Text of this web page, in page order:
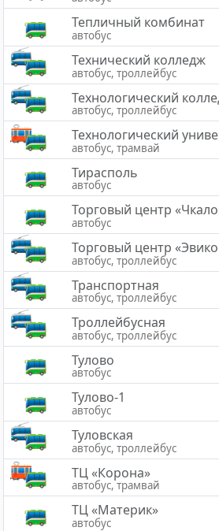
Тепличный комбинат
автобус
Технический колледж
автобус, троллейбус
Технологический
автобус, троллейбус
Технологический
автобус, трамвай
Тирасполь
автобус
Торговый центр
автобус
Торговый центр
автобус, троллейбус
Транспортная
автобус, троллейбус
Троллейбусная
автобус, троллейбус
Тулово
автобус
Тулово-1
автобус
Туловская
автобус, троллейбус
ТЦ «Корона»
автобус, трамвай
ТЦ «Материк»
автобус